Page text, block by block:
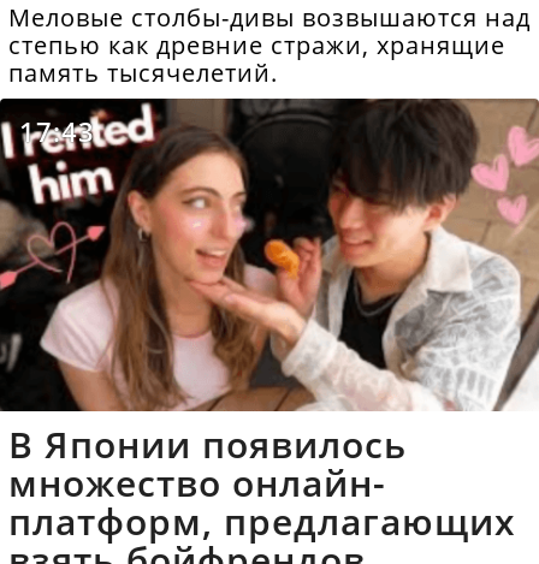
Меловые столбы-дивы возвышаются над
степью как древние стражи, хранящие
память тысячелетий.
17:43
В Японии появилось
множество онлайн-
платформ, предлагающих